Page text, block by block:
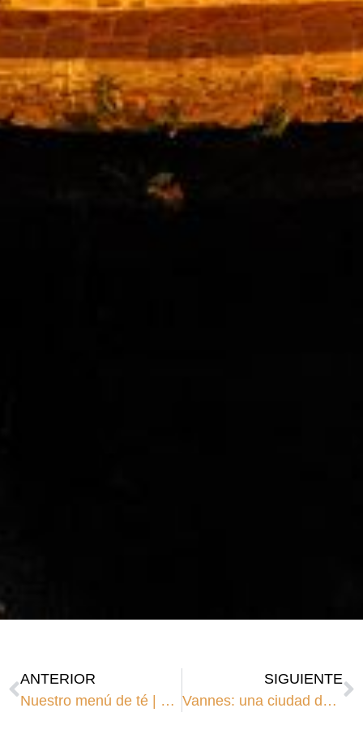
ANTERIOR
Nuestro menú de té | Hotel-restaurante en Vannes
SIGUIENTE
Vannes: una ciudad de arte e historia